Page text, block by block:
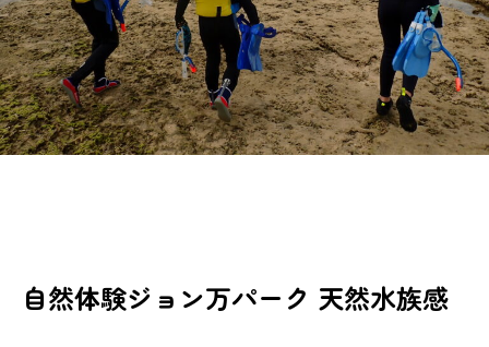
自然体験ジョン万パーク 天然水族感